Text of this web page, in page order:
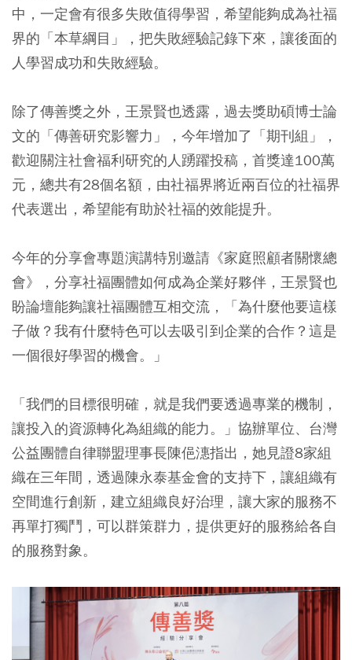
中，一定會有很多失敗值得學習，希望能夠成為社福
界的「本草綱目」，把失敗經驗記錄下來，讓後面的
人學習成功和失敗經驗。
除了傳善獎之外，王景賢也透露，過去獎助碩博士論
文的「傳善研究影響力」，今年增加了「期刊組」，
歡迎關注社會福利研究的人踴躍投稿，首獎達100萬
元，總共有28個名額，由社福界將近兩百位的社福界
代表選出，希望能有助於社福的效能提升。
今年的分享會專題演講特別邀請《家庭照顧者關懷總
會》，分享社福團體如何成為企業好夥伴，王景賢也
盼論壇能夠讓社福團體互相交流，「為什麼他要這樣
子做？我有什麼特色可以去吸引到企業的合作？這是
一個很好學習的機會。」
「我們的目標很明確，就是我們要透過專業的機制，
讓投入的資源轉化為組織的能力。」協辦單位、台灣
公益團體自律聯盟理事長陳俋潓指出，她見證8家組
織在三年間，透過陳永泰基金會的支持下，讓組織有
空間進行創新，建立組織良好治理，讓大家的服務不
再單打獨鬥，可以群策群力，提供更好的服務給各自
的服務對象。